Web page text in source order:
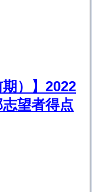
期）】2022
望者得点